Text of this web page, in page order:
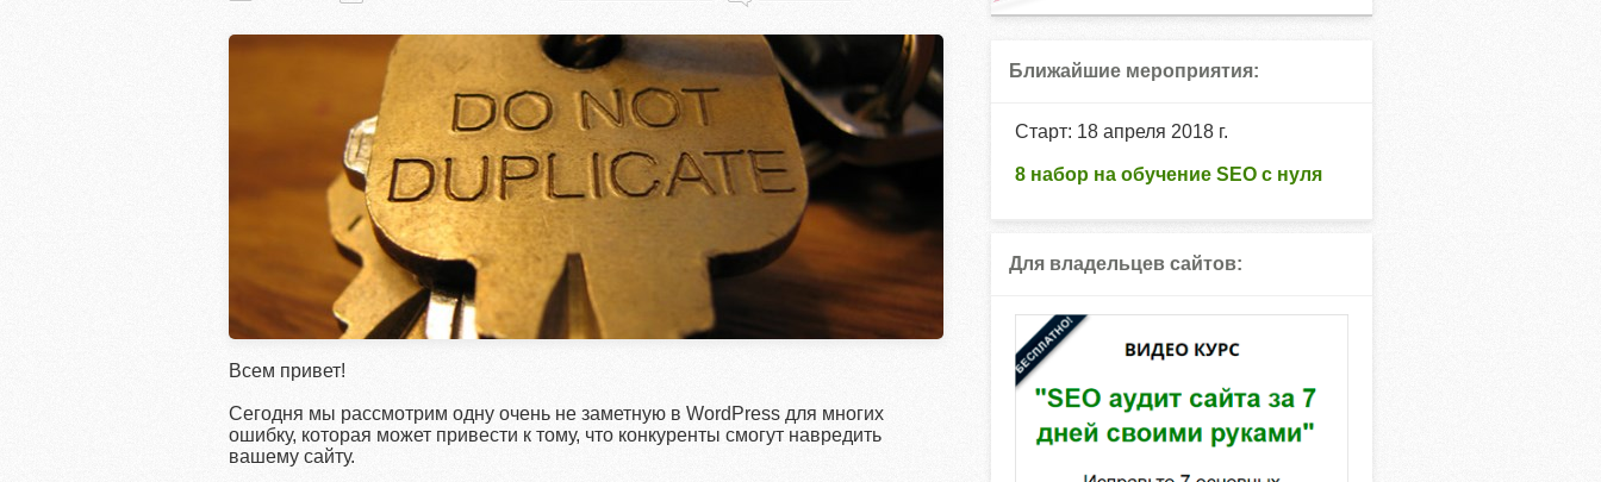
Всем привет!
Сегодня мы рассмотрим одну очень не заметную в WordPress для многих
ошибку, которая может привести к тому, что конкуренты смогут навредить
вашему сайту.
Ближайшие мероприятия:
Старт: 18 апреля 2018 г.
8 набор на обучение SEO с нуля
Для владельцев сайтов: